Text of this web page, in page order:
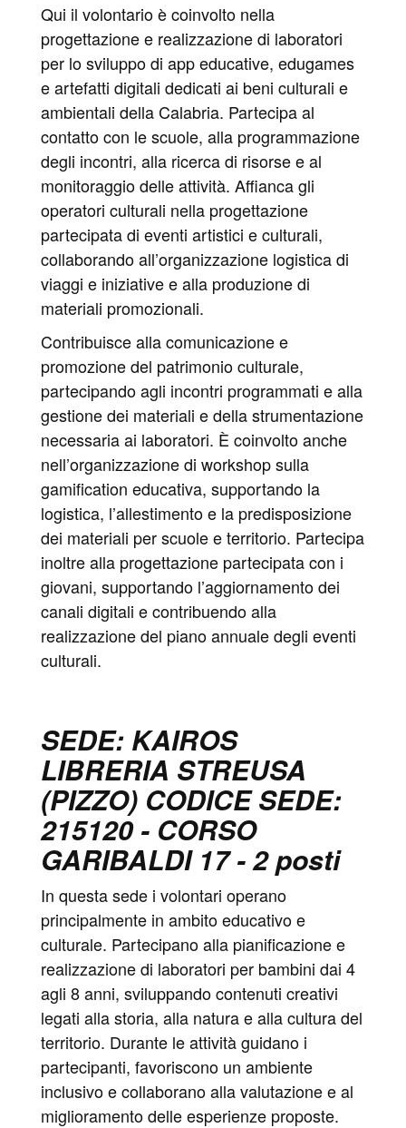
Qui il volontario è coinvolto nella
progettazione e realizzazione di laboratori
per lo sviluppo di app educative, edugames
e artefatti digitali dedicati ai beni culturali e
ambientali della Calabria. Partecipa al
contatto con le scuole, alla programmazione
degli incontri, alla ricerca di risorse e al
monitoraggio delle attività. Affianca gli
operatori culturali nella progettazione
partecipata di eventi artistici e culturali,
collaborando all’organizzazione logistica di
viaggi e iniziative e alla produzione di
materiali promozionali.
Contribuisce alla comunicazione e
promozione del patrimonio culturale,
partecipando agli incontri programmati e alla
gestione dei materiali e della strumentazione
necessaria ai laboratori. È coinvolto anche
nell’organizzazione di workshop sulla
gamification educativa, supportando la
logistica, l’allestimento e la predisposizione
dei materiali per scuole e territorio. Partecipa
inoltre alla progettazione partecipata con i
giovani, supportando l’aggiornamento dei
canali digitali e contribuendo alla
realizzazione del piano annuale degli eventi
culturali.
SEDE: KAIROS
LIBRERIA STREUSA
(PIZZO) CODICE SEDE:
215120 - CORSO
GARIBALDI 17 - 2 posti
In questa sede i volontari operano
principalmente in ambito educativo e
culturale. Partecipano alla pianificazione e
realizzazione di laboratori per bambini dai 4
agli 8 anni, sviluppando contenuti creativi
legati alla storia, alla natura e alla cultura del
territorio. Durante le attività guidano i
partecipanti, favoriscono un ambiente
inclusivo e collaborano alla valutazione e al
miglioramento delle esperienze proposte.